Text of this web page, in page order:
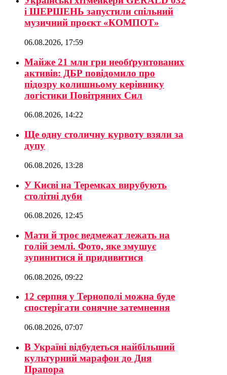
і ШЕРШЕНЬ запустили спільний
музичний проєкт «КОМПОТ»
06.08.2026, 17:59
Майже 21 млн грн необґрунтованих
активів: ДБР повідомило про
підозру колишньому керівнику
логістики Повітряних Сил
06.08.2026, 14:22
Ще одну столичну курвоту взяли за
дупу
06.08.2026, 13:28
У Києві на Теремках вирубують
столітні дуби
06.08.2026, 12:45
Мати й троє ведмежат лежать на
голій землі. Фото, яке змушує
зупинитися й придивитися
06.08.2026, 09:22
12 серпня у Тернополі можна буде
спостерігати сонячне затемнення
06.08.2026, 07:07
В Україні відбудеться найбільший
культурний марафон до Дня
Прапора